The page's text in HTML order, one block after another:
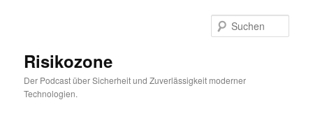
Risikozone
Der Podcast über Sicherheit und Zuverlässigkeit moderner
Technologien.